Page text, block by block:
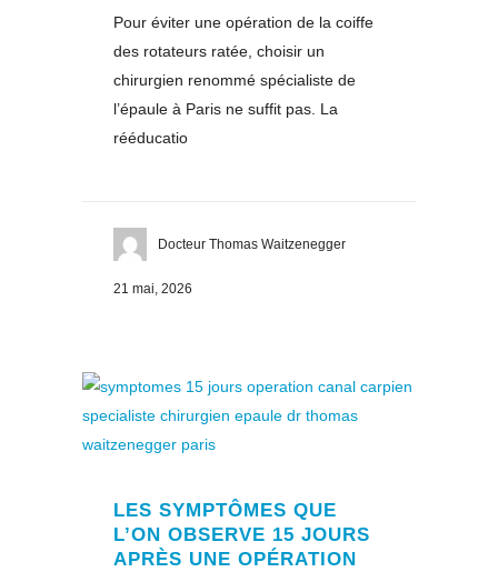
Pour éviter une opération de la coiffe
des rotateurs ratée, choisir un
chirurgien renommé spécialiste de
l’épaule à Paris ne suffit pas. La
rééducatio
Docteur Thomas Waitzenegger
21 mai, 2026
LES SYMPTÔMES QUE
L’ON OBSERVE 15 JOURS
APRÈS UNE OPÉRATION